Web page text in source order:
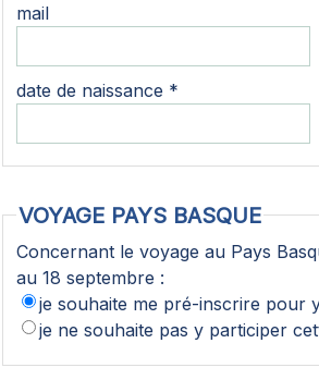
mail
date de naissance *
VOYAGE PAYS BASQUE
Concernant le voyage au Pays
au 18 septembre :
je souhaite me pré-inscrire pour
je ne souhaite pas y participer